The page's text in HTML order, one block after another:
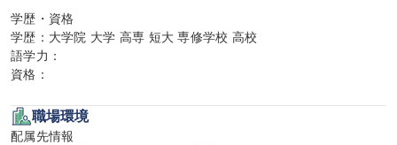
学歴・資格
学歴：大学院 大学 高専 短大 専修学校 高校
語学力：
資格：
職場環境
配属先情報